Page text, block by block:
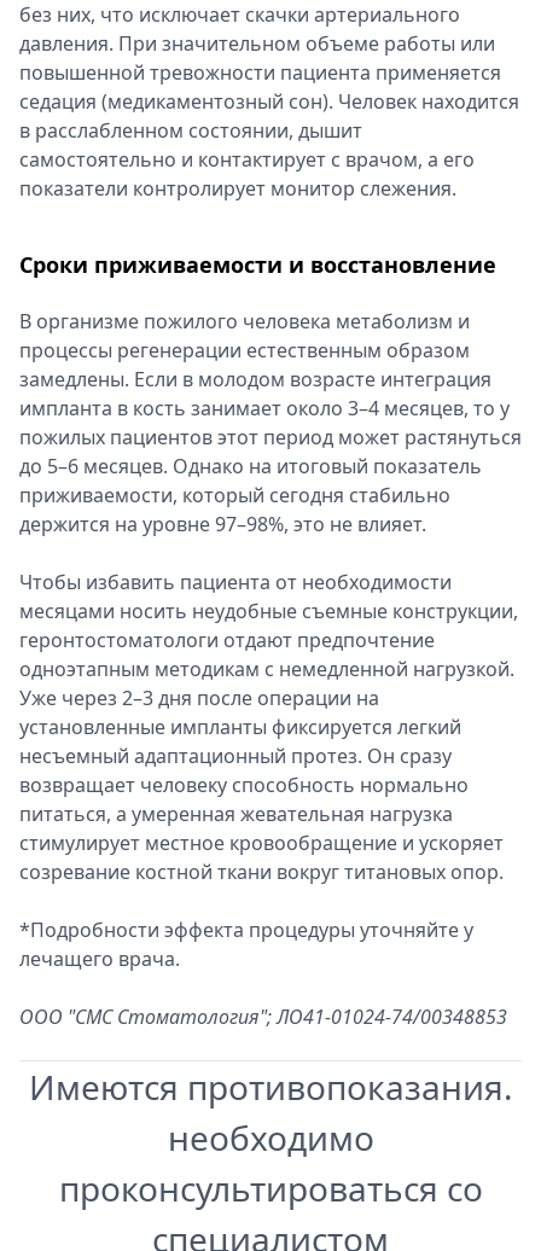
без них, что исключает скачки артериального
давления. При значительном объеме работы или
повышенной тревожности пациента применяется
седация (медикаментозный сон). Человек находится
в расслабленном состоянии, дышит
самостоятельно и контактирует с врачом, а его
показатели контролирует монитор слежения.
Сроки приживаемости и восстановление
В организме пожилого человека метаболизм и
процессы регенерации естественным образом
замедлены. Если в молодом возрасте интеграция
импланта в кость занимает около 3–4 месяцев, то у
пожилых пациентов этот период может растянуться
до 5–6 месяцев. Однако на итоговый показатель
приживаемости, который сегодня стабильно
держится на уровне 97–98%, это не влияет.
Чтобы избавить пациента от необходимости
месяцами носить неудобные съемные конструкции,
геронтостоматологи отдают предпочтение
одноэтапным методикам с немедленной нагрузкой.
Уже через 2–3 дня после операции на
установленные импланты фиксируется легкий
несъемный адаптационный протез. Он сразу
возвращает человеку способность нормально
питаться, а умеренная жевательная нагрузка
стимулирует местное кровообращение и ускоряет
созревание костной ткани вокруг титановых опор.
*Подробности эффекта процедуры уточняйте у
лечащего врача.
ООО "СМС Стоматология"; ЛО41-01024-74/00348853
Имеются противопоказания.
необходимо
проконсультироваться со
специалистом